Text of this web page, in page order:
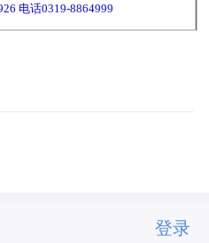
电话0319-8864999
登录